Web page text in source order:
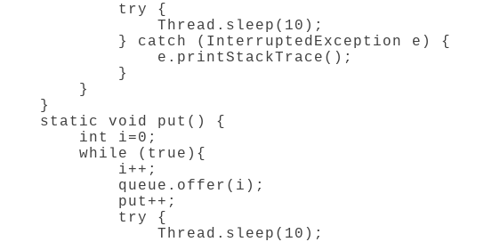
            try {
                Thread.sleep(10);
            } catch (InterruptedException e) {
                e.printStackTrace();
            }
        }
    }
    static void put() {
        int i=0;
        while (true){
            i++;
            queue.offer(i);
            put++;
            try {
                Thread.sleep(10);